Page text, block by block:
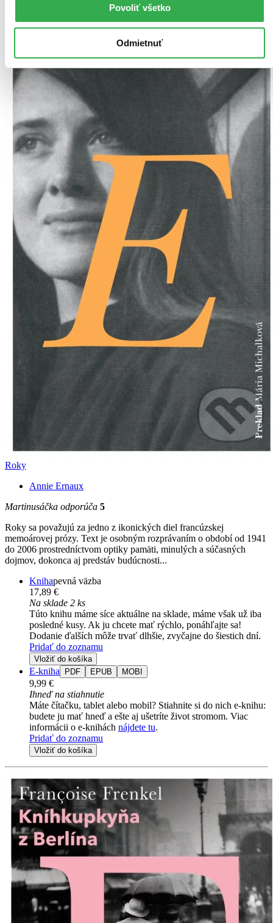
Povoliť všetko
Odmietnuť
Roky
Annie Ernaux
Martinusáčka odporúča 5
Roky sa považujú za jedno z ikonických diel francúzskej
memoárovej prózy. Text je osobným rozprávaním o období od 1941
do 2006 prostredníctvom optiky pamäti, minulých a súčasných
dojmov, dokonca aj predstáv budúcnosti...
Knihapevná väzba
17,89 €
Na sklade 2 ks
Túto knihu máme síce aktuálne na sklade, máme však už iba
posledné kusy. Ak ju chcete mať rýchlo, ponáhľajte sa!
Dodanie ďalších môže trvať dlhšie, zvyčajne do šiestich dní.
Pridať do zoznamu
Vložiť do košíka
E-kniha PDF EPUB MOBI
9,99 €
Ihneď na stiahnutie
Máte čítačku, tablet alebo mobil? Stiahnite si do nich e-knihu:
budete ju mať hneď a ešte aj ušetríte život stromom. Viac
informácii o e-knihách nájdete tu.
Pridať do zoznamu
Vložiť do košíka